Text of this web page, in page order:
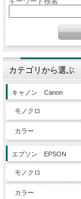
カテゴリから選ぶ
キャノン Canon
モノクロ
カラー
エプソン EPSON
モノクロ
カラー